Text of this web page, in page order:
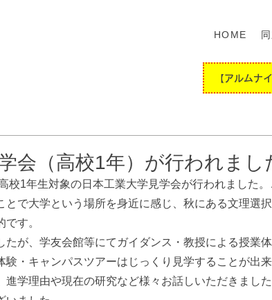
HOME
【アルムナ
会（高校1年）が行われまし
1年生対象の日本工業大学見学会が行われました
とで大学という場所を身近に感じ、秋にある文理選
す。
が、学友会館等にてガイダンス・教授による授業
験・キャンパスツアーはじっくり見学することが出
進学理由や現在の研究など様々お話しいただきまし